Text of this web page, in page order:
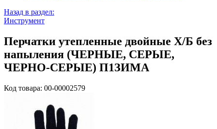
Назад в раздел:
Инструмент
Перчатки утепленные двойные Х/Б без
напыления (ЧЕРНЫЕ, СЕРЫЕ,
ЧЕРНО-СЕРЫЕ) П1ЗИМА
Код товара: 00-00002579